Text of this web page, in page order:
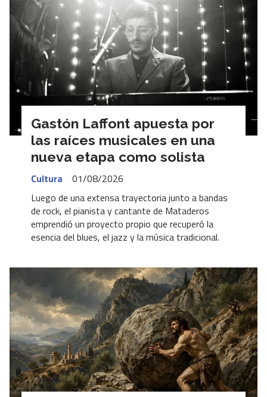
Gastón Laffont apuesta por
las raíces musicales en una
nueva etapa como solista
Cultura
01/08/2026
Luego de una extensa trayectoria junto a bandas
de rock, el pianista y cantante de Mataderos
emprendió un proyecto propio que recuperó la
esencia del blues, el jazz y la música tradicional.